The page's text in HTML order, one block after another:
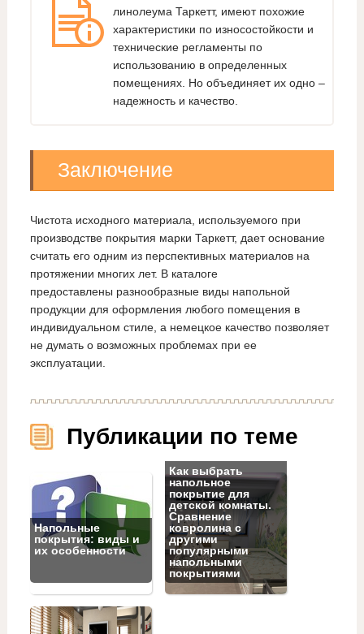
линолеума Таркетт, имеют похожие
характеристики по износостойкости и
технические регламенты по
использованию в определенных
помещениях. Но объединяет их одно –
надежность и качество.
Заключение
Чистота исходного материала, используемого при
производстве покрытия марки Таркетт, дает основание
считать его одним из перспективных материалов на
протяжении многих лет. В каталоге
предоставлены разнообразные виды напольной
продукции для оформления любого помещения в
индивидуальном стиле, а немецкое качество позволяет
не думать о возможных проблемах при ее
эксплуатации.
Публикации по теме
Напольные
покрытия: виды и
их особенности
Как выбрать
напольное
покрытие для
детской комнаты.
Сравнение
ковролина с
другими
популярными
напольными
покрытиями